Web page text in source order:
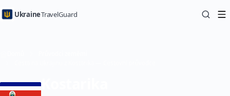
UkraineTravelGuard